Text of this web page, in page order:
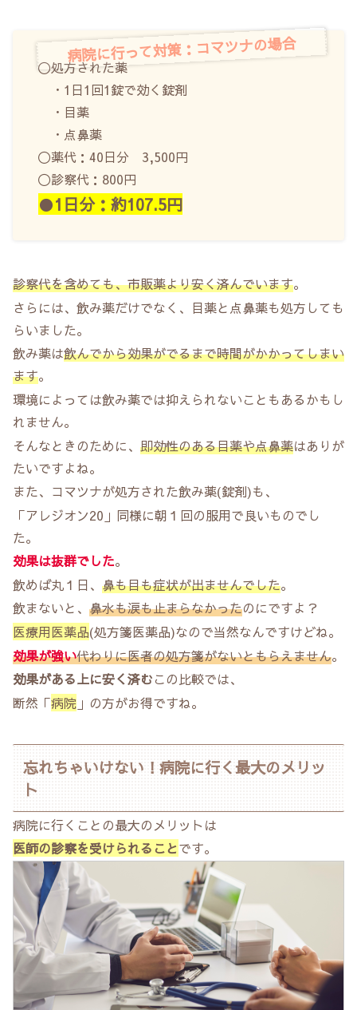
病院に行って対策：コマツナの場合
〇処方された薬
・1日1回1錠で効く錠剤
・目薬
・点鼻薬
〇薬代：40日分 3,500円
〇診察代：800円
●1日分：約107.5円
診察代を含めても、市販薬より安く済んでいます。
さらには、飲み薬だけでなく、目薬と点鼻薬も処方しても
らいました。
飲み薬は飲んでから効果がでるまで時間がかかってしまい
ます。
環境によっては飲み薬では抑えられないこともあるかもし
れません。
そんなときのために、 即効性のある目薬や点鼻薬はありが
たいですよね。
また、コマツナが処方された飲み薬(錠剤)も、
「アレジオン20」同様に朝１回の服用で良いものでし
た。
効果は抜群でした。
飲めば丸１日、 鼻も目も症状が出ませんでした。
飲まないと、 鼻水も涙も止まらなかったのにですよ？
医療用医薬品(処方箋医薬品)なので当然なんですけどね。
効果が強い代わりに医者の処方箋がないともらえません。
効果がある上に安く済むこの比較では、
断然「病院 」の方がお得ですね。
忘れちゃいけない！病院に行く最大のメリッ
ト
病院に行くことの最大のメリットは
医師の診察を受けられることです。